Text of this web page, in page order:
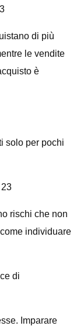
di più
le vendite
è
solo per pochi
rischi che non
individuare
di
Imparare